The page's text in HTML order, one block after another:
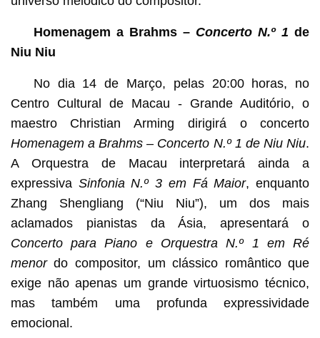
Homenagem a Brahms – Concerto N.º 1 de
Niu Niu
No dia 14 de Março, pelas 20:00 horas, no
Centro Cultural de Macau - Grande Auditório, o
maestro Christian Arming dirigirá o concerto
Homenagem a Brahms – Concerto N.º 1 de Niu Niu.
A Orquestra de Macau interpretará ainda a
expressiva Sinfonia N.º 3 em Fá Maior, enquanto
Zhang Shengliang (“Niu Niu”), um dos mais
aclamados pianistas da Ásia, apresentará o
Concerto para Piano e Orquestra N.º 1 em Ré
menordo compositor, um clássico romântico que
exige não apenas um grande virtuosismo técnico,
mas também uma profunda expressividade
emocional.